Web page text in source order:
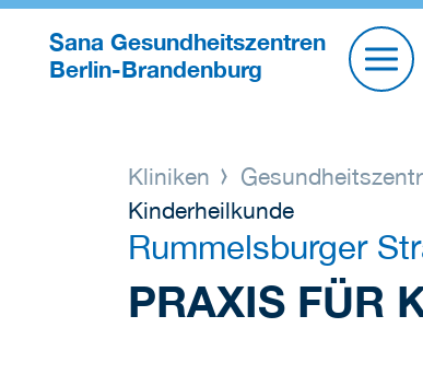
Sana Gesundheitszentren
Berlin-Brandenburg
Kliniken
Kinderheilkunde
Rummelsburger
PRAXIS FÜR